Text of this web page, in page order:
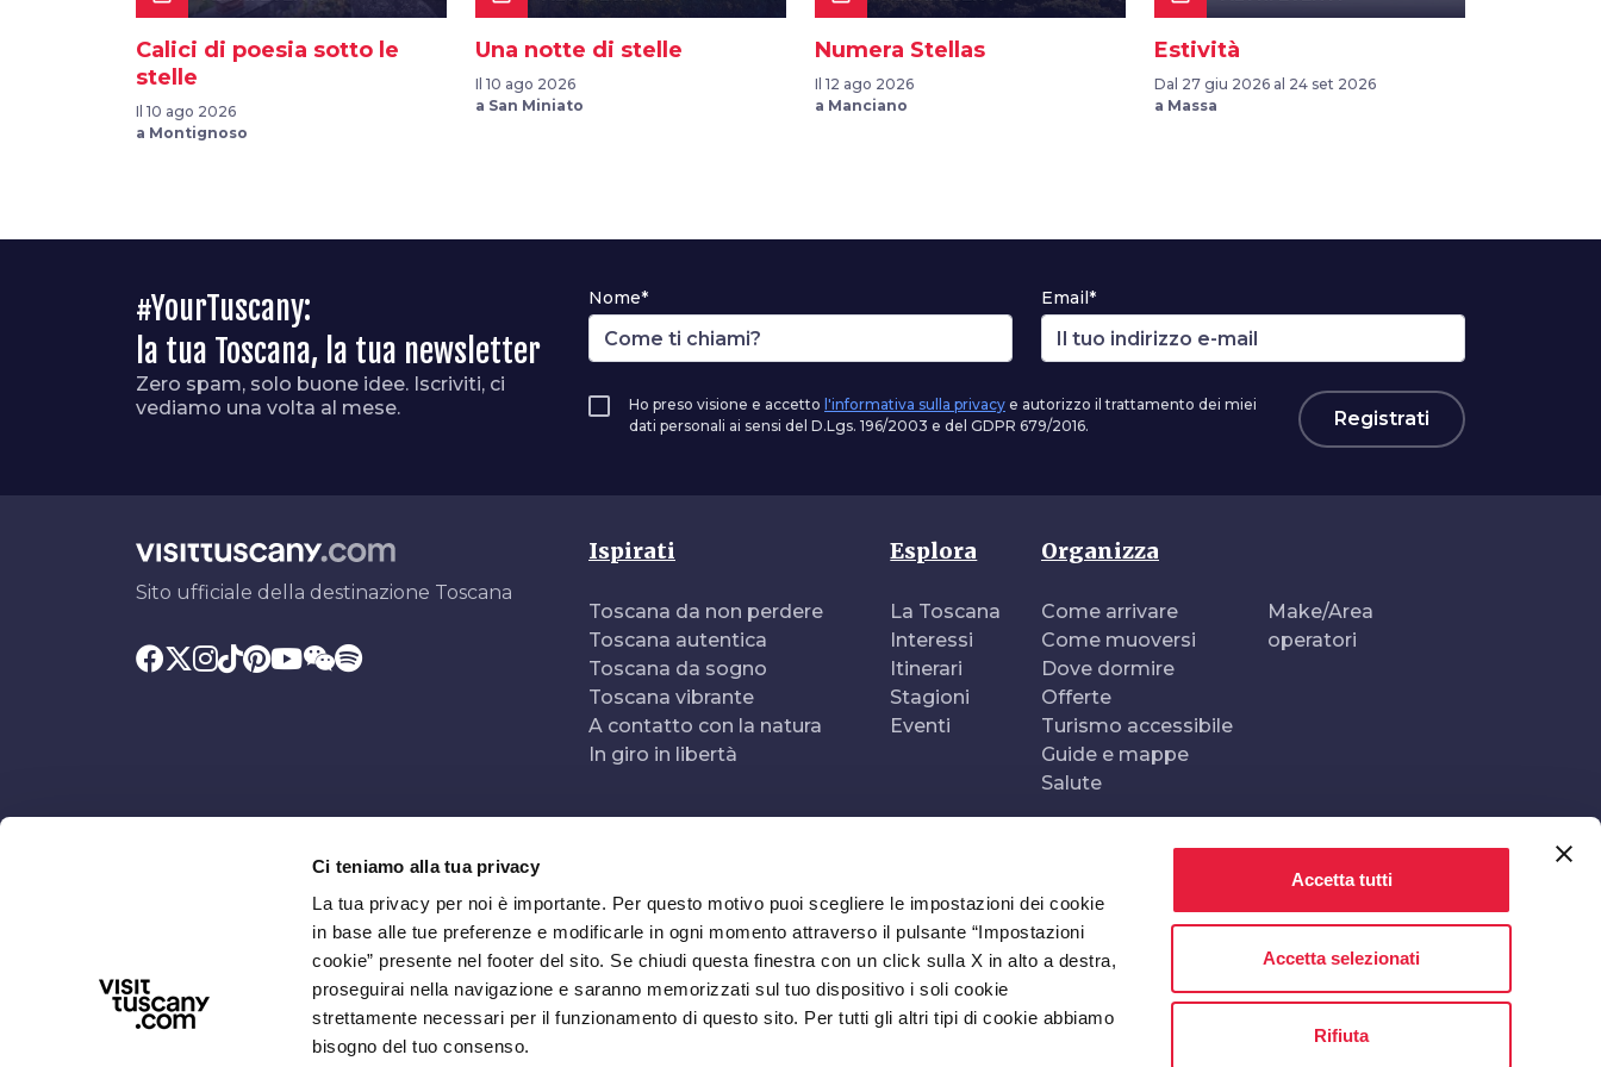
Ci teniamo alla tua privacy
La tua privacy per noi è importante. Per questo motivo puoi scegliere le impostazioni dei cookie
in base alle tue preferenze e modificarle in ogni momento attraverso il pulsante “Impostazioni
cookie” presente nel footer del sito. Se chiudi questa finestra con un click sulla X in alto a destra,
proseguirai nella navigazione e saranno memorizzati sul tuo dispositivo i soli cookie
strettamente necessari per il funzionamento di questo sito. Per tutti gli altri tipi di cookie abbiamo
bisogno del tuo consenso.
Accetta tutti
Accetta selezionati
Rifiuta
Calici di poesia sotto le
stelle
Il 10 ago 2026
a Montignoso
Una notte di stelle
Il 10 ago 2026
a San Miniato
Numera Stellas
Il 12 ago 2026
a Manciano
Estività
Dal 27 giu 2026 al 24 set 2026
a Massa
#YourTuscany:
la tua Toscana, la tua newsletter
Zero spam, solo buone idee. Iscriviti, ci
vediamo una volta al mese.
Nome* Email*
Ho preso visione e accetto l'informativa sulla privacy e autorizzo il trattamento dei miei
dati personali ai sensi del D.Lgs. 196/2003 e del GDPR 679/2016.
Registrati
Sito ufficiale della destinazione Toscana
Ispirati
Toscana da non perdere
Toscana autentica
Toscana da sogno
Toscana vibrante
A contatto con la natura
In giro in libertà
Esplora
La Toscana
Interessi
Itinerari
Stagioni
Eventi
Organizza
Come arrivare
Come muoversi
Dove dormire
Offerte
Turismo accessibile
Guide e mappe
Salute
Make/Area
operatori
In collaborazione con